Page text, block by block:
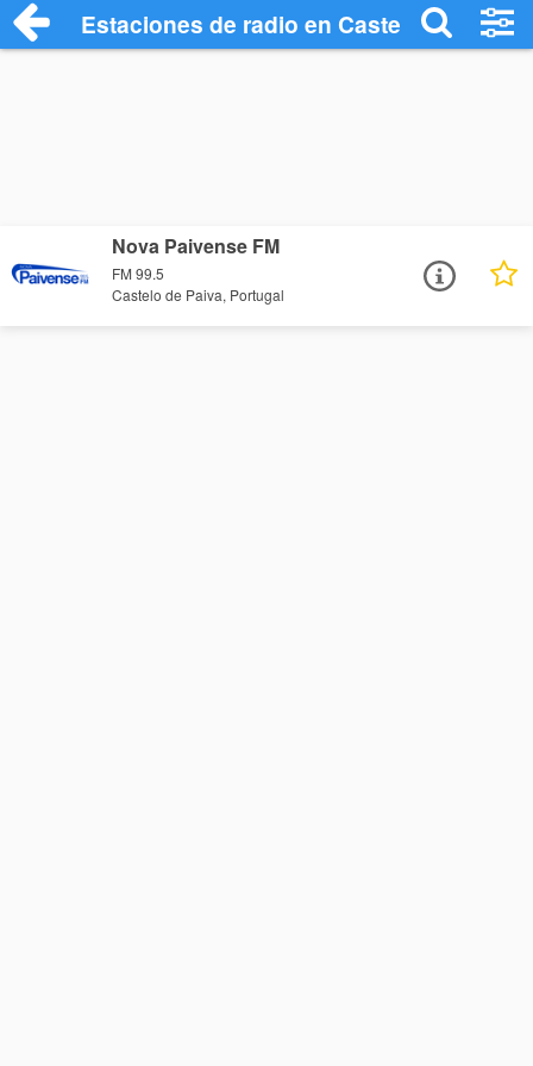
Estaciones de radio en Castelo de Paiva
Nova Paivense FM
FM 99.5
Castelo de Paiva, Portugal